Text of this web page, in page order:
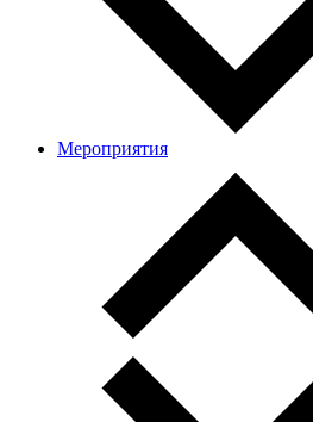
Мероприятия